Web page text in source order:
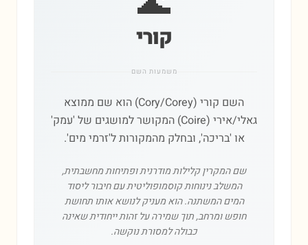
קורי
משמעות השם
השם קורי (Cory/Corey) הוא שם ממוצא
גאלי/אירי (Coire) המקושר למושגים של 'עמק'
או 'בריכה', ובחלק מהמקורות ל'זרמי מים'.
שם המקרין קלילות מודרנית ופתיחות מחשבתית,
המשלב נינוחות קוסמופוליטית עם חיבור ליסוד
המים המשתנה. הוא מעניק לנושא אותו תחושת
חופש ומרחב, תוך שמירה על זהות ייחודית שאינה
כבולה למסורת נוקשה.